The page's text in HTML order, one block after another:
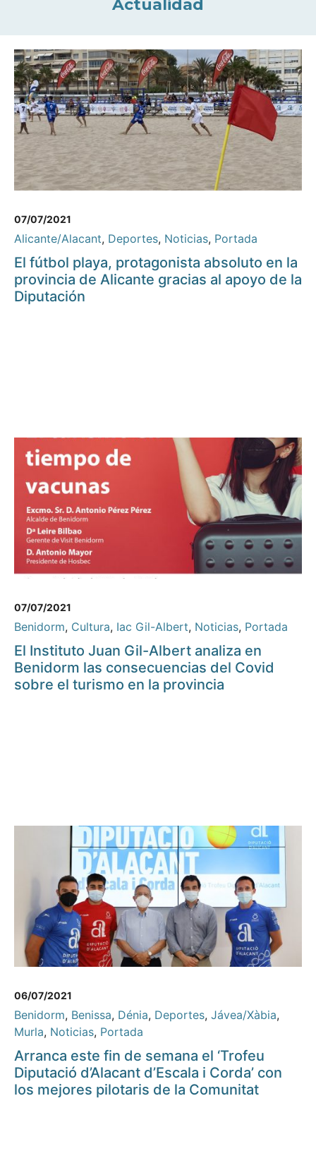
Actualidad
07/07/2021
Alicante/Alacant, Deportes, Noticias, Portada
El fútbol playa, protagonista absoluto en la
provincia de Alicante gracias al apoyo de la
Diputación
07/07/2021
Benidorm, Cultura, Iac Gil-Albert, Noticias, Portada
El Instituto Juan Gil-Albert analiza en
Benidorm las consecuencias del Covid
sobre el turismo en la provincia
06/07/2021
Benidorm, Benissa, Dénia, Deportes, Jávea/Xàbia,
Murla, Noticias, Portada
Arranca este fin de semana el ‘Trofeu
Diputació d’Alacant d’Escala i Corda’ con
los mejores pilotaris de la Comunitat